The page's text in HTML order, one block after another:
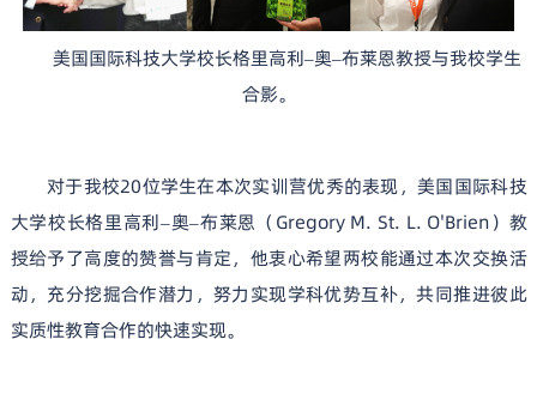
美国国际科技大学校长格里高利–奥–布莱恩教授与我校学生
合影。
对于我校20位学生在本次实训营优秀的表现，美国国际科技
大学校长格里高利–奥–布莱恩（Gregory M. St. L. O'Brien）教
授给予了高度的赞誉与肯定，他衷心希望两校能通过本次交换活
动，充分挖掘合作潜力，努力实现学科优势互补，共同推进彼此
实质性教育合作的快速实现。